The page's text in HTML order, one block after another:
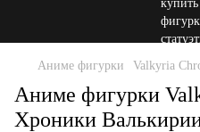
Аниме фигурки Valkyria
Аниме фигурки
Хроники